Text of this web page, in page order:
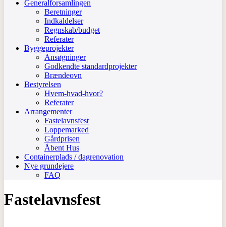
Generalforsamlingen
Beretninger
Indkaldelser
Regnskab/budget
Referater
Byggeprojekter
Ansøgninger
Godkendte standardprojekter
Brændeovn
Bestyrelsen
Hvem-hvad-hvor?
Referater
Arrangementer
Fastelavnsfest
Loppemarked
Gårdprisen
Åbent Hus
Containerplads / dagrenovation
Nye grundejere
FAQ
Fastelavnsfest